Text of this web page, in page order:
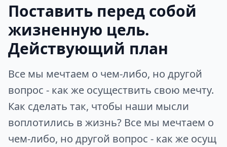
Поставить перед собой
жизненную цель.
Действующий план
Все мы мечтаем о чем-либо, но другой
вопрос - как же осуществить свою мечту.
Как сделать так, чтобы наши мысли
воплотились в жизнь? Все мы мечтаем о
чем-либо, но другой вопрос - как же осущ